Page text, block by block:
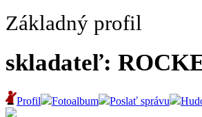
Základný profil
skladateľ:
Profil Fotoalbum Poslať správu